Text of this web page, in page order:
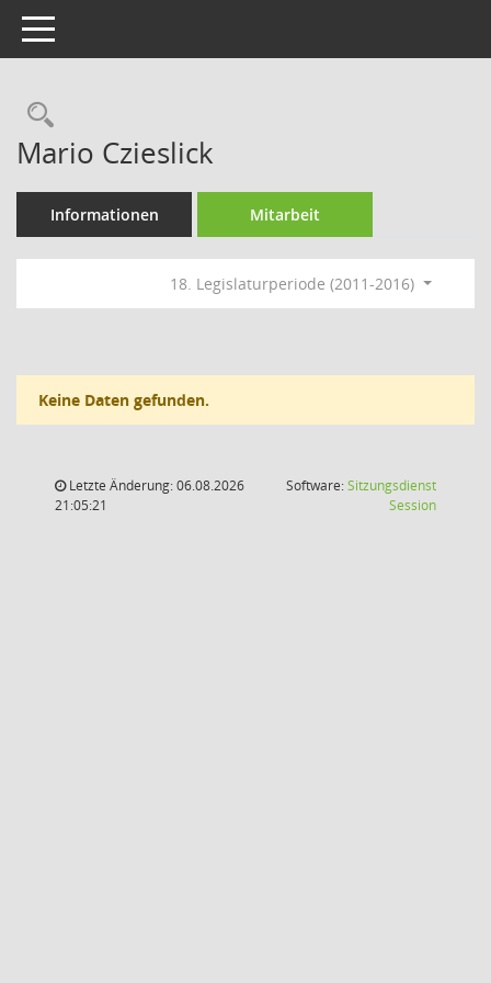
Toggle navigation
Rechercheauswahl
Mario Czieslick
Informationen Mitarbeit
18. Legislaturperiode (2011-2016)
Keine Daten gefunden.
Letzte Änderung: 06.08.2026
21:05:21
Software:Sitzungsdienst
Session(Wird in